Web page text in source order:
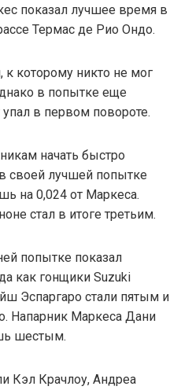
показал лучшее время в
Термас де Рио Ондо.
которому никто не мог
в попытке еще
в первом повороте.
начать быстро
своей лучшей попытке
на 0,024 от Маркеса.
стал в итоге третьим.
попытке показал
как гонщики Suzuki
Эспаргаро стали пятым и
Напарник Маркеса Дани
шестым.
Кэл Крачлоу, Андреа